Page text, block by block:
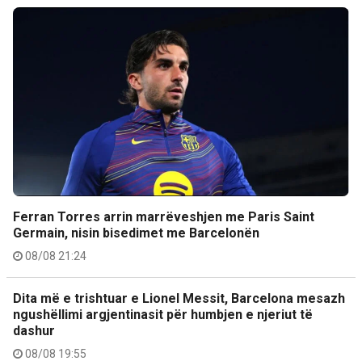
Ferran Torres arrin marrëveshjen me Paris Saint
Germain, nisin bisedimet me Barcelonën
08/08 21:24
Dita më e trishtuar e Lionel Messit, Barcelona mesazh
ngushëllimi argjentinasit për humbjen e njeriut të
dashur
08/08 19:55